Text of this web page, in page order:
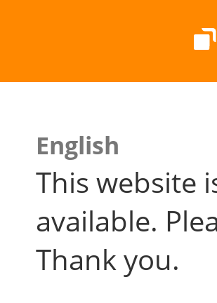
English
This website
available.
Thank you.